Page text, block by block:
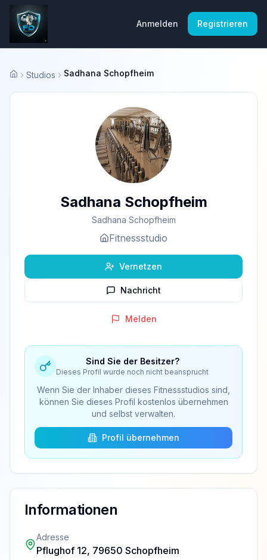
Anmelden Registrieren
Startseite
Studios Sadhana Schopfheim
Sadhana Schopfheim
Sadhana Schopfheim
Fitnessstudio
Vernetzen
Nachricht
Melden
Sind Sie der Besitzer?
Dieses Profil wurde noch nicht beansprucht
Wenn Sie der Inhaber dieses Fitnessstudios sind,
können Sie dieses Profil kostenlos übernehmen
und selbst verwalten.
Profil übernehmen
Informationen
Adresse
Pflughof 12, 79650 Schopfheim